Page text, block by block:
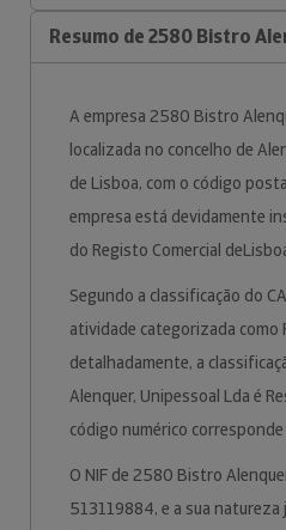
Resumo de 2580 Bistro
A empresa 2580 Bistro
localizada no concelho de
de Lisboa, com o código
empresa está devidamente
do Registo Comercial
Segundo a classificação do
atividade categorizada como
detalhadamente, a
Alenquer, Unipessoal Lda é
código numérico corresponde
O NIF de 2580 Bistro
513119884, e a sua